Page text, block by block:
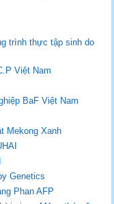
trình thực tập sinh do
Việt Nam
BaF Việt Nam
Mekong Xanh
Genetics
Phan AFP